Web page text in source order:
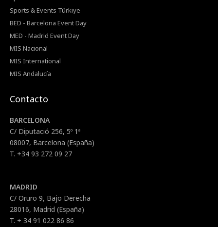
Sports & Events Türkiye
BED - Barcelona Event Day
MED - Madrid Event Day
MIS Nacional
MIS International
MIS Andalucía
Contacto
BARCELONA
C/ Diputació 256, 5º 1ª
08007, Barcelona (España)
T. +34 93 272 09 27
MADRID
C/ Oruro 9, Bajo Derecha
28016, Madrid (España)
T. + 34 91 022 86 86